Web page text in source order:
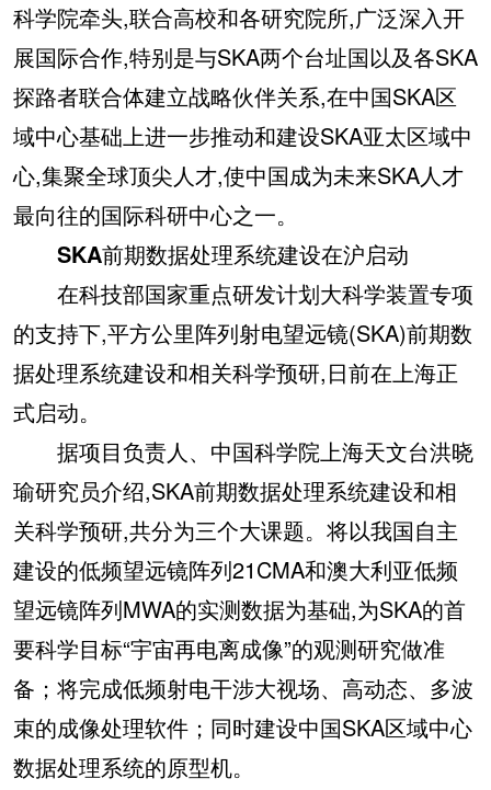
科学院牵头,联合高校和各研究院所,广泛深入开
展国际合作,特别是与SKA两个台址国以及各SKA
探路者联合体建立战略伙伴关系,在中国SKA区
域中心基础上进一步推动和建设SKA亚太区域中
心,集聚全球顶尖人才,使中国成为未来SKA人才
最向往的国际科研中心之一。
SKA前期数据处理系统建设在沪启动
在科技部国家重点研发计划大科学装置专项
的支持下,平方公里阵列射电望远镜(SKA)前期数
据处理系统建设和相关科学预研,日前在上海正
式启动。
据项目负责人、中国科学院上海天文台洪晓
瑜研究员介绍,SKA前期数据处理系统建设和相
关科学预研,共分为三个大课题。将以我国自主
建设的低频望远镜阵列21CMA和澳大利亚低频
望远镜阵列MWA的实测数据为基础,为SKA的首
要科学目标“宇宙再电离成像”的观测研究做准
备；将完成低频射电干涉大视场、高动态、多波
束的成像处理软件；同时建设中国SKA区域中心
数据处理系统的原型机。